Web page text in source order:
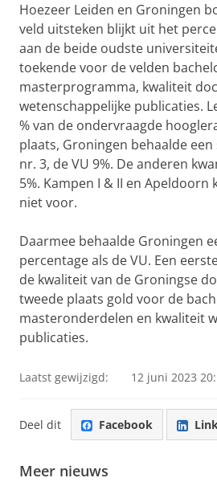
Hoezeer Leiden en Groningen
veld uitsteken blijkt uit het
aan de beide oudste
toekende voor de velden
masterprogramma, kwaliteit
wetenschappelijke publicaties.
% van de ondervraagde
plaats, Groningen behaalde een
nr. 3, de VU 9%. De anderen
5%. Kampen I & II en
niet voor.
Daarmee behaalde Groningen
percentage als de VU. Een
de kwaliteit van de Groningse
tweede plaats gold voor de
masteronderdelen en kwaliteit
publicaties.
Laatst gewijzigd: 12 juni 2023
Deel dit Facebook
Meer nieuws